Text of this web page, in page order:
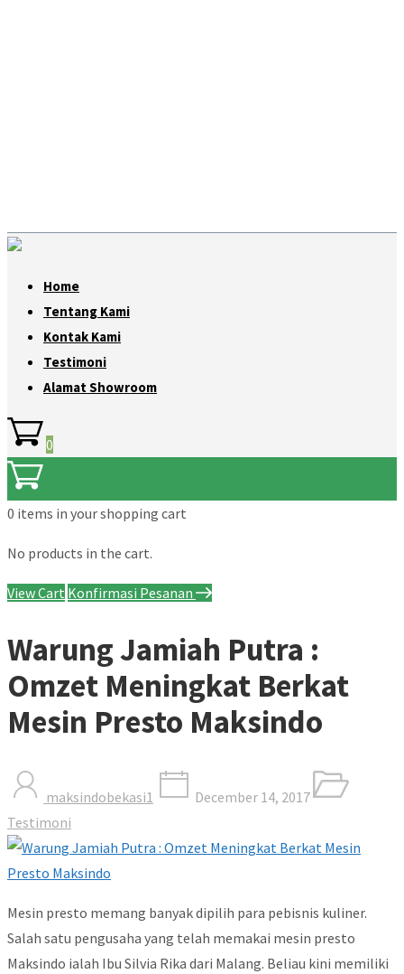
Home
Tentang Kami
Kontak Kami
Testimoni
Alamat Showroom
0
0 items in your shopping cart
No products in the cart.
View Cart Konfirmasi Pesanan
Warung Jamiah Putra :
Omzet Meningkat Berkat
Mesin Presto Maksindo
maksindobekasi1
December 14, 2017
Testimoni
Mesin presto memang banyak dipilih para pebisnis kuliner.
Salah satu pengusaha yang telah memakai mesin presto
Maksindo ialah Ibu Silvia Rika dari Malang. Beliau kini memiliki